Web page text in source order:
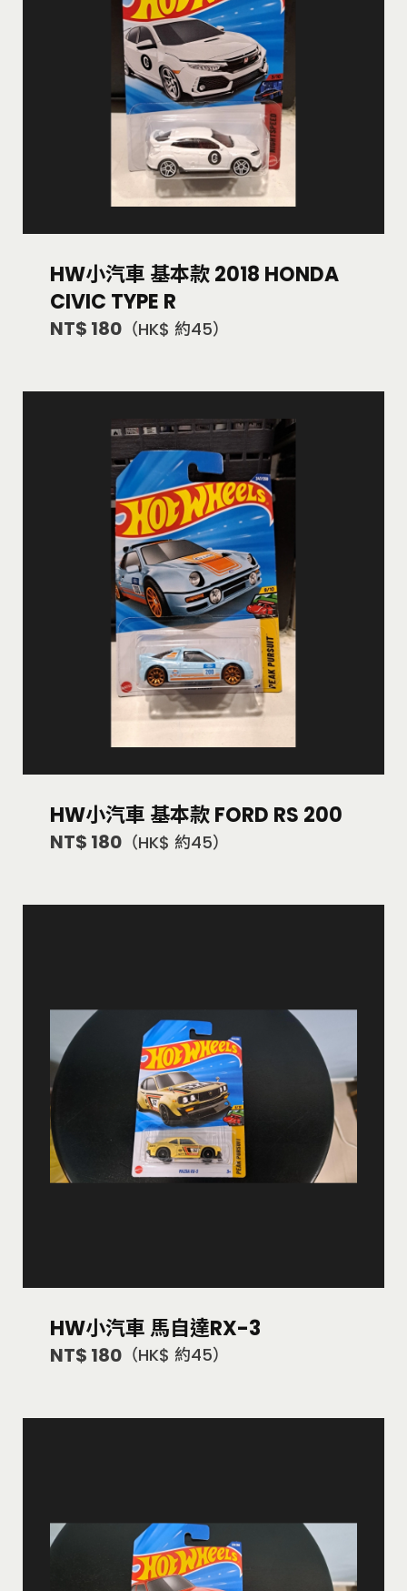
HW小汽車 基本款 2018 HONDA
CIVIC TYPE R
NT$ 180 （HK$ 約45）
HW小汽車 基本款 FORD RS 200
NT$ 180 （HK$ 約45）
HW小汽車 馬自達RX-3
NT$ 180 （HK$ 約45）